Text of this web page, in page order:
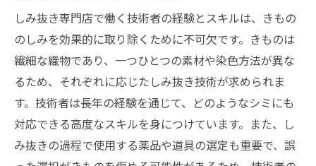
しみ抜き専門店で働く技術者の経験とスキルは、きもの
のしみを効果的に取り除くために不可欠です。きものは
繊細な織物であり、一つひとつの素材や染色方法が異な
るため、それぞれに応じたしみ抜き技術が求められま
す。技術者は長年の経験を通じて、どのようなシミにも
対応できる高度なスキルを身につけています。また、し
み抜きの過程で使用する薬品や道具の選定も重要で、誤